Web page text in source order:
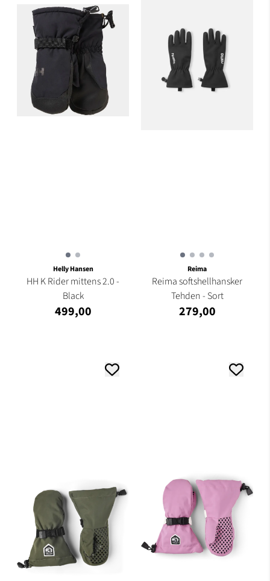
Helly Hansen
HH K Rider mittens 2.0 -
Black
499,00
Reima
Reima softshellhansker
Tehden - Sort
279,00